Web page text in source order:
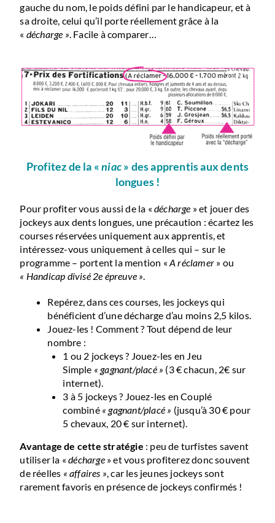
gauche du nom, le poids défini par le handicapeur, et à
sa droite, celui qu’il porte réellement grâce à la
« décharge » . Facile à comparer…
Profitez de la «niac» des apprentis aux dents
longues !
Pour profiter vous aussi de la «décharge » et jouer des
jockeys aux dents longues, une précaution : écartez les
courses réservées uniquement aux apprentis, et
intéressez-vous uniquement à celles qui – sur le
programme – portent la mention «A réclamer » ou
« Handicap divisé 2e épreuve »
Repérez, dans ces courses, les jockeys qui
bénéficient d’une décharge d’au moins 2,5 kilos.
Jouez-les ! Comment ? Tout dépend de leur
nombre :
1 ou 2 jockeys ? Jouez-les en Jeu
Simple « gagnant/placé » (3 € chacun, 2€ sur
internet).
3 à 5 jockeys ? Jouez-les en Couplé
combiné « gagnant/placé » (jusqu’à 30 € pour
5 chevaux, 20 € sur internet).
Avantage de cette stratégie : peu de turfistes savent
utiliser la «décharge» et vous profiterez donc souvent
de réelles « affaires » , car les jeunes jockeys sont
rarement favoris en présence de jockeys confirmés !